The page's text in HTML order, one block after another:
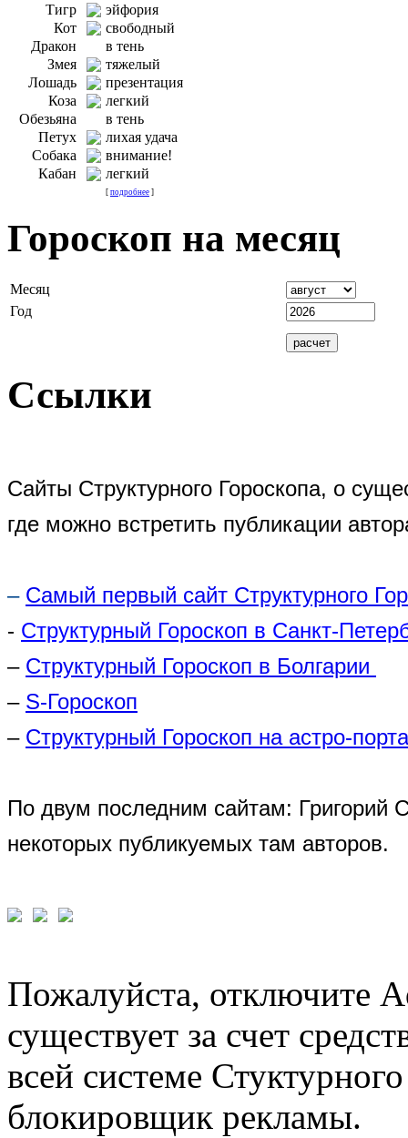
Тигр
эйфория
Кот
свободный
Дракон
в тень
Змея
тяжелый
Лошадь
презентация
Коза
легкий
Обезьяна
в тень
Петух
лихая удача
Собака
внимание!
Кабан
легкий
[ подробнее ]
Гороскоп на месяц
Месяц
Год
Ссылки
Сайты Структурного Гороскопа, о
где можно встретить публикации
– Самый первый сайт Структурного
- Структурный Гороскоп в Санкт-
– Структурный Гороскоп в Болгарии
– S-Гороскоп
– Структурный Гороскоп на астро-
По двум последним сайтам: Григорий
некоторых публикуемых там авторов.
Пожалуйста, отключите
существует за счет
всей системе
блокировщик рекламы.